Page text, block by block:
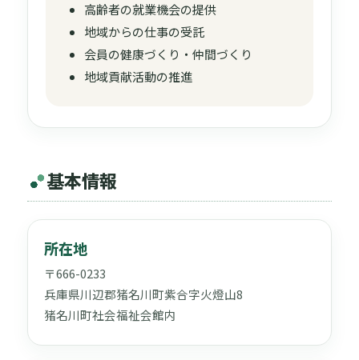
高齢者の就業機会の提供
地域からの仕事の受託
会員の健康づくり・仲間づくり
地域貢献活動の推進
基本情報
所在地
〒666-0233
兵庫県川辺郡猪名川町紫合字火燈山8
猪名川町社会福祉会館内